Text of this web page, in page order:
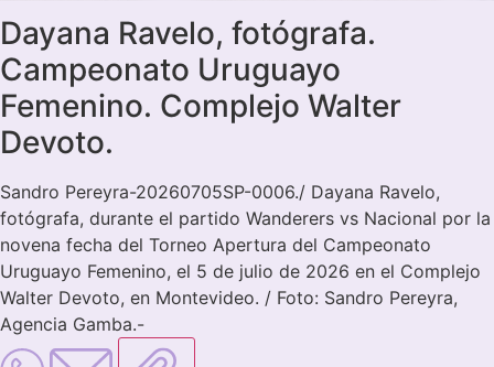
Dayana Ravelo, fotógrafa.
Campeonato Uruguayo
Femenino. Complejo Walter
Devoto.
Sandro Pereyra-20260705SP-0006./ Dayana Ravelo,
fotógrafa, durante el partido Wanderers vs Nacional por la
novena fecha del Torneo Apertura del Campeonato
Uruguayo Femenino, el 5 de julio de 2026 en el Complejo
Walter Devoto, en Montevideo. / Foto: Sandro Pereyra,
Agencia Gamba.-